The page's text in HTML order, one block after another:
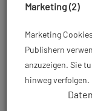
Marketing (2)
Marketing
Publishern
anzuzeigen. Sie
hinweg verfolgen.